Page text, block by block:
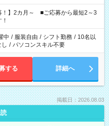
準備がしたい」 「できれば残業はし
ださいね。 ※Wワーク希望
望する勤務時間と、もう1つのお仕事
間を超える場合は応募できません。
！】2カ月～ ■ご応募から最短2～3
中 / 服装自由 / シフト勤務 / 10名以
/ パソコンスキル不要
する 詳細へ
掲載日：2026.08.03